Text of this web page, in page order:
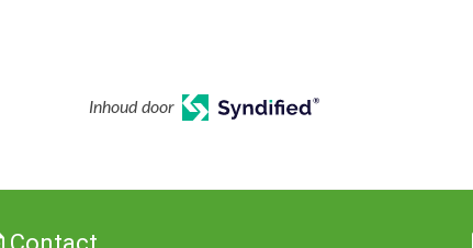
Inhoud door